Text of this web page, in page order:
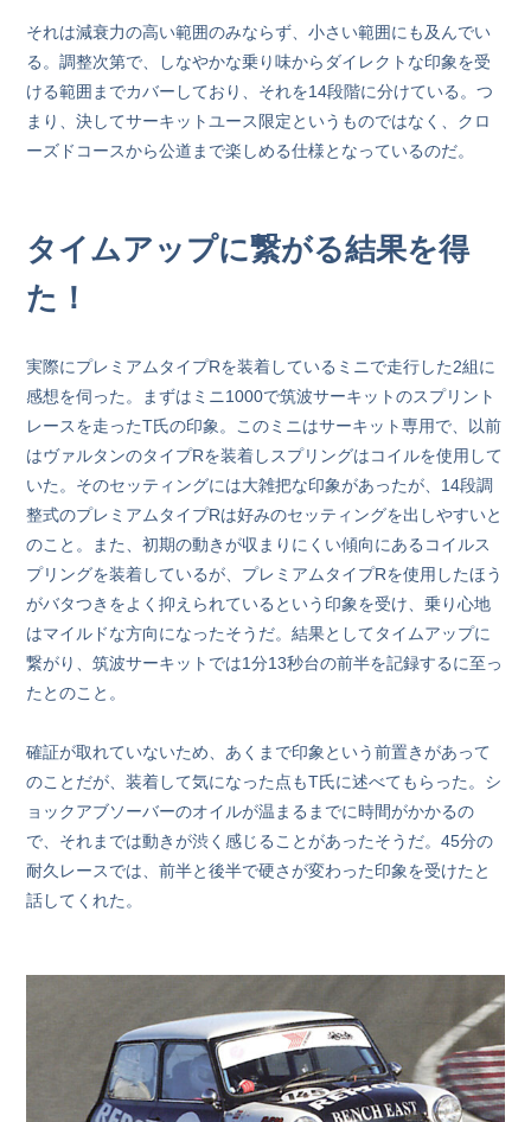
それは減衰力の高い範囲のみならず、小さい範囲にも及んでい
る。調整次第で、しなやかな乗り味からダイレクトな印象を受
ける範囲までカバーしており、それを14段階に分けている。つ
まり、決してサーキットユース限定というものではなく、クロ
ーズドコースから公道まで楽しめる仕様となっているのだ。
タイムアップに繋がる結果を得
た！
実際にプレミアムタイプRを装着しているミニで走行した2組に
感想を伺った。まずはミニ1000で筑波サーキットのスプリント
レースを走ったT氏の印象。このミニはサーキット専用で、以前
はヴァルタンのタイプRを装着しスプリングはコイルを使用して
いた。そのセッティングには大雑把な印象があったが、14段調
整式のプレミアムタイプRは好みのセッティングを出しやすいと
のこと。また、初期の動きが収まりにくい傾向にあるコイルス
プリングを装着しているが、プレミアムタイプRを使用したほう
がバタつきをよく抑えられているという印象を受け、乗り心地
はマイルドな方向になったそうだ。結果としてタイムアップに
繋がり、筑波サーキットでは1分13秒台の前半を記録するに至っ
たとのこと。
確証が取れていないため、あくまで印象という前置きがあって
のことだが、装着して気になった点もT氏に述べてもらった。シ
ョックアブソーバーのオイルが温まるまでに時間がかかるの
で、それまでは動きが渋く感じることがあったそうだ。45分の
耐久レースでは、前半と後半で硬さが変わった印象を受けたと
話してくれた。